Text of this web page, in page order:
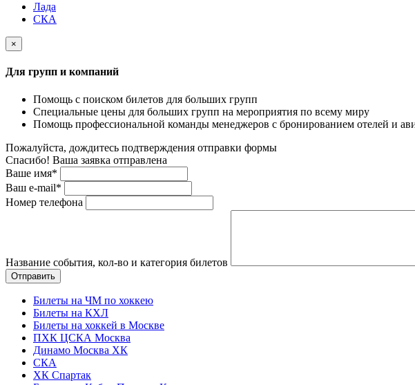
Лада
СКА
×
Для групп и компаний
Помощь с поиском билетов для больших групп
Специальные цены для больших групп на мероприятия по всему миру
Помощь профессиональной команды менеджеров с бронированием отелей и
Пожалуйста, дождитесь подтверждения отправки формы
Спасибо! Ваша заявка отправлена
Ваше имя*
Ваш e-mail*
Номер телефона
Название события, кол-во и категория билетов
Билеты на ЧМ по хоккею
Билеты на КХЛ
Билеты на хоккей в Москве
ПХК ЦСКА Москва
Динамо Москва ХК
СКА
ХК Спартак